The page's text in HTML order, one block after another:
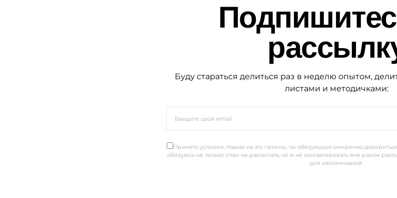
Буду стараться делиться раз в неделю опытом,
листами и методичками:
Принять условия. Нажав на эту галочку, ты обязуешься смиренно
обязуюсь не только спам не рассылать, но и не контактировать вне рамок
для напоминаний.